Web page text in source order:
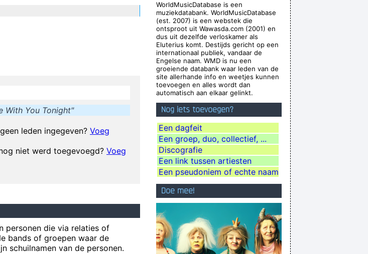
This one's for the people who can't read~ Liam Gallagher
Anarchy is the only slight glimmer of hope~ Mick Jagger
I Hate Music, Especially When It´s Played~ Jimmy Durante
It's much too late to do anything about rock & roll now ...~ Jerry Garcia
when a Dutch interviewer was constantly mentioning their TURD (third) album
in the record rack, tea in the tea caddy, and pot in the pot box~ George Harrison
It was the year of the concept album and there were so many fantastic singles
Chaos is a friend of mine.~ Bob Dylan
When you're good, you get critisized...~ Rob Pilatus
I want to make at least 4 amazing records~ µ-Zic
water, we humans are capable on transmuting emotion into music..~ Carlos Santana
She Brought Colors To My Life~ George Strait
~ Koen WautersTijdens een interview over de film
"Intensive Care"...
With You Tonight"
leden ingegeven? Voeg
niet werd toegevoegd? Voeg
personen die via relaties of
bands of groepen waar de
schuilnamen van de personen.
WorldMusicDatabase is een
muziekdatabank. WorldMusicDatabase
(est. 2007) is een webstek die
ontsproot uit Wawasda.com (2001) en
dus uit dezelfde verloskamer als
Eluterius komt. Destijds gericht op een
internationaal publiek, vandaar de
Engelse naam. WMD is nu een
groeiende databank waar leden van de
site allerhande info en weetjes kunnen
toevoegen en alles wordt dan
automatisch aan elkaar gelinkt.
Nog iets toevoegen?
Een dagfeit
Een groep, duo, collectief, ...
Discografie
Een link tussen artiesten
Een pseudoniem of echte naam
Doe mee!